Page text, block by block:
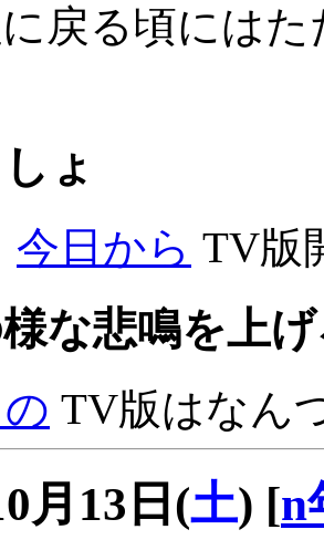
戻る頃にはた
ょ
今日から TV版
な悲鳴を上
TV版はなん
月13日(土) [n